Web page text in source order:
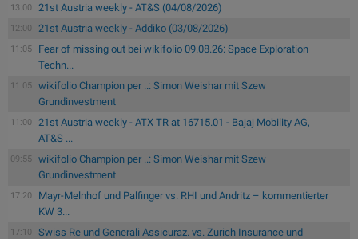
13:00 21st Austria weekly - AT&S (04/08/2026)
12:00 21st Austria weekly - Addiko (03/08/2026)
11:05
Fear of missing out bei wikifolio 09.08.26: Space Exploration
Techn...
11:05
wikifolio Champion per ..: Simon Weishar mit Szew
Grundinvestment
11:00
21st Austria weekly - ATX TR at 16715.01 - Bajaj Mobility AG,
AT&S ...
09:55
wikifolio Champion per ..: Simon Weishar mit Szew
Grundinvestment
17:20
Mayr-Melnhof und Palfinger vs. RHI und Andritz – kommentierter
KW 3...
17:10
Swiss Re und Generali Assicuraz. vs. Zurich Insurance und